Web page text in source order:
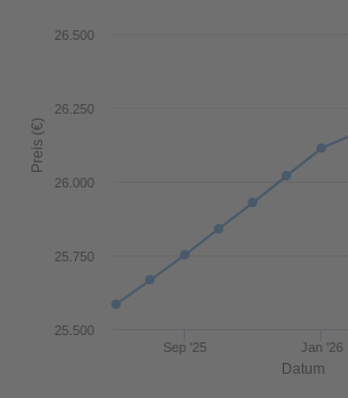
Datum
Preis (€)
Jan '26
Sep '25
26.000
25.500
25.750
26.250
26.500